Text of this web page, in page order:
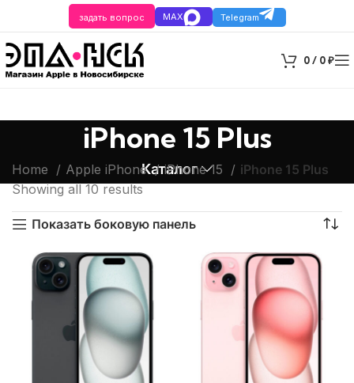
задать вопрос MAX Telegram
0/ 0₽
iPhone 15 Plus
Каталог
Home Apple iPhone iPhone 15
iPhone 15 Plus
Showing all 10 results
Показать боковую панель